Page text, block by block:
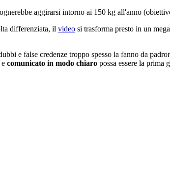
aggirarsi intorno ai 150 kg all'anno
differenziata, il video si trasforma presto in un
e false credenze troppo spesso la fanno da
e comunicato in modo chiaro possa essere la